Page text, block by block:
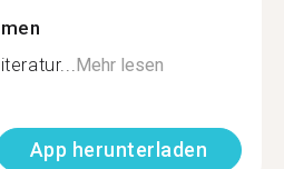
Mehr lesen
App herunterladen